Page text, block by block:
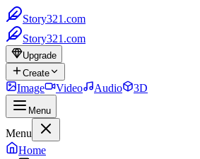
Story321.com
Story321.com
Upgrade
Create
Image Video Audio 3D
Menu
Menu
Home